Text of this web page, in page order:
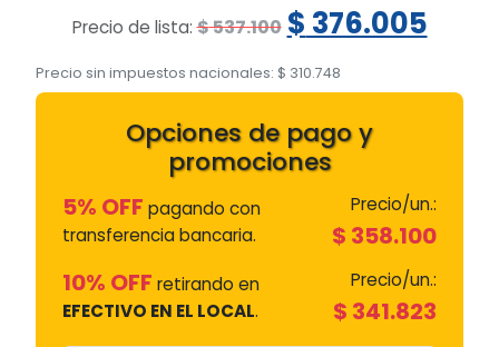
Precio de lista:$537.100 El
precio
original
era:
$ 537.100.
$ 376.005El
$
Precio sin impuestos nacionales: $ 310.748
Opciones de pago y
promociones
5% OFF pagando con
transferencia bancaria.
Precio/un.:
$ 358.100
10% OFF retirando en
EFECTIVO EN EL LOCAL.
Precio/un.:
$ 341.823